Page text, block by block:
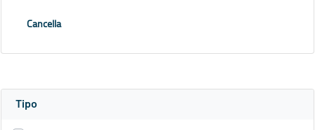
Cancella
Tipo